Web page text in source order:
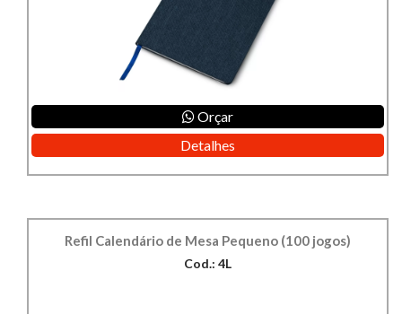
Orçar
Detalhes
Refil Calendário de Mesa Pequeno (100 jogos)
Cod.: 4L